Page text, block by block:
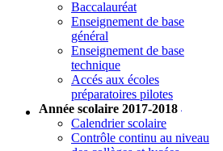
Baccalauréat
Enseignement de base
général
Enseignement de base
technique
Accés aux écoles
préparatoires pilotes
Année scolaire 2017-2018
Calendrier scolaire
Contrôle continu au niveau